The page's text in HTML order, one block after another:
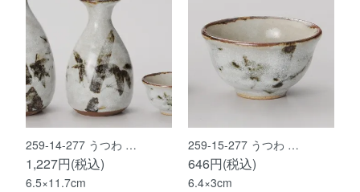
259-14-277 うつわ …
1,227円(税込)
6.5×11.7cm
259-15-277 うつわ …
646円(税込)
6.4×3cm